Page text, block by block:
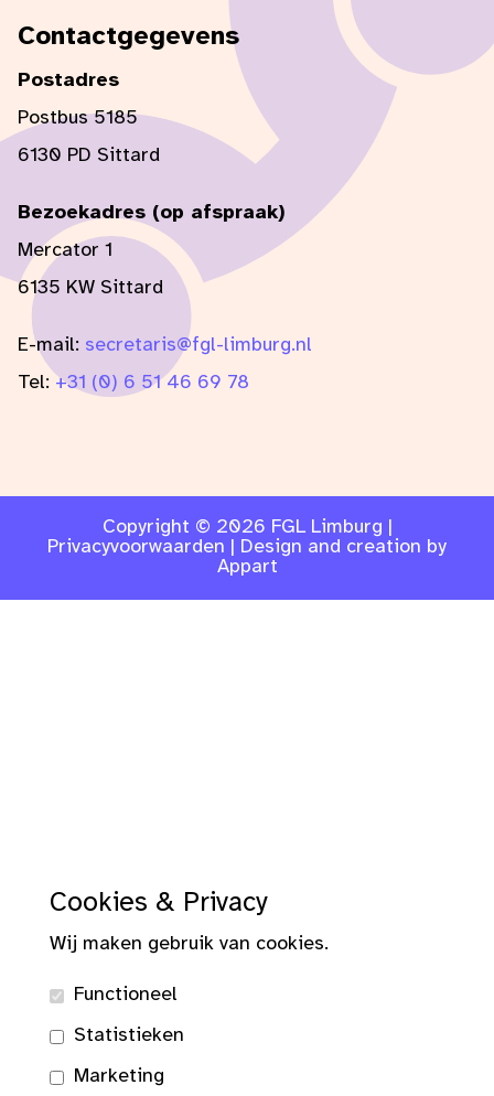
Cookies & Privacy
Wij maken gebruik van cookies.
Functioneel
Statistieken
Marketing
Contactgegevens
Postadres
Postbus 5185
6130 PD Sittard
Bezoekadres (op afspraak)
Mercator 1
6135 KW Sittard
E-mail: secretaris@fgl-limburg.nl
Tel: +31 (0) 6 51 46 69 78
Copyright © 2026 FGL Limburg |
Privacyvoorwaarden | Design and creation by
Appart